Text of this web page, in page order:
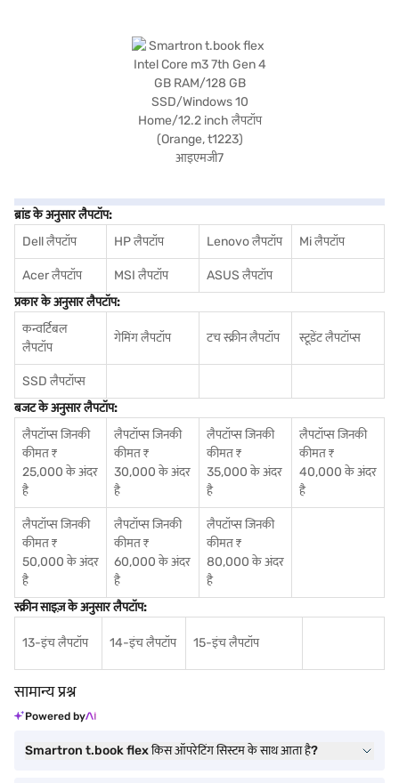
ब्रांड के अनुसार लैपटॉप:
Dell लैपटॉप
HP लैपटॉप Lenovo लैपटॉप Mi लैपटॉप
Acer लैपटॉप MSI लैपटॉप
ASUS लैपटॉप
प्रकार के अनुसार लैपटॉप:
कन्वर्टिबल
लैपटॉप
गेमिंग लैपटॉप टच स्क्रीन लैपटॉप स्टूडेंट लैपटॉप्स
SSD लैपटॉप्स
बजट के अनुसार लैपटॉप:
लैपटॉप्स जिनकी
कीमत ₹
25,000 के अंदर
है
लैपटॉप्स जिनकी
कीमत ₹
30,000 के अंदर
है
लैपटॉप्स जिनकी
कीमत ₹
35,000 के अंदर
है
लैपटॉप्स जिनकी
कीमत ₹
40,000 के अंदर
है
लैपटॉप्स जिनकी
कीमत ₹
50,000 के अंदर
है
लैपटॉप्स जिनकी
कीमत ₹
60,000 के अंदर
है
लैपटॉप्स जिनकी
कीमत ₹
80,000 के अंदर
है
स्क्रीन साइज़ के अनुसार लैपटॉप:
13-इंच लैपटॉप 14-इंच लैपटॉप 15-इंच लैपटॉप
सामान्य प्रश्न
Powered by
Smartron t.book flex किस ऑपरेटिंग सिस्टम के साथ आता है?